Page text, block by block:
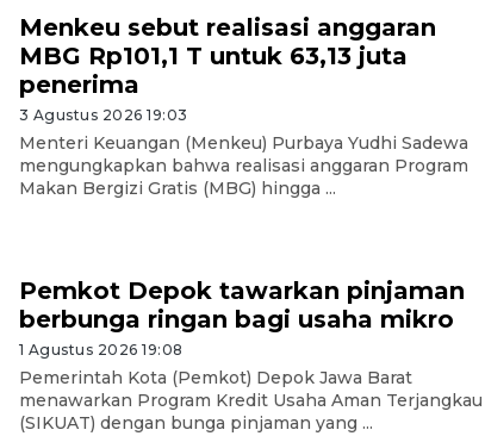
Menkeu sebut realisasi anggaran
MBG Rp101,1 T untuk 63,13 juta
penerima
3 Agustus 2026 19:03
Menteri Keuangan (Menkeu) Purbaya Yudhi Sadewa
mengungkapkan bahwa realisasi anggaran Program
Makan Bergizi Gratis (MBG) hingga ...
Pemkot Depok tawarkan pinjaman
berbunga ringan bagi usaha mikro
1 Agustus 2026 19:08
Pemerintah Kota (Pemkot) Depok Jawa Barat
menawarkan Program Kredit Usaha Aman Terjangkau
(SIKUAT) dengan bunga pinjaman yang ...